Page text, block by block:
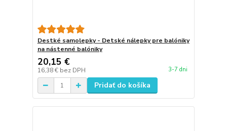
Destké samolepky - Detské nálepky pre balóniky
na nástenné balóniky
20,15 €
16,38 € bez DPH 3-7 dni
Pridať do košíka